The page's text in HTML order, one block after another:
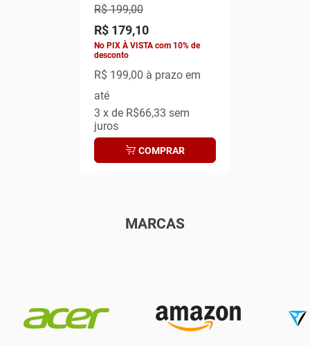
R$ 199,00
R$ 179,10
No PIX À VISTA com 10% de
desconto
R$ 199,00 à prazo em
até
3 x de R$66,33 sem
juros
COMPRAR
MARCAS